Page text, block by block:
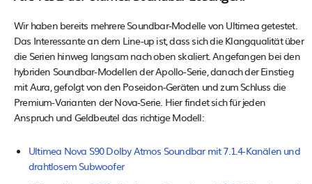
Wir haben bereits mehrere Soundbar-Modelle von Ultimea getestet.
Das Interessante an dem Line-up ist, dass sich die Klangqualität über
die Serien hinweg langsam nach oben skaliert. Angefangen bei den
hybriden Soundbar-Modellen der Apollo-Serie, danach der Einstieg
mit Aura, gefolgt von den Poseidon-Geräten und zum Schluss die
Premium-Varianten der Nova-Serie. Hier findet sich für jeden
Anspruch und Geldbeutel das richtige Modell:
Ultimea Nova S90 Dolby Atmos Soundbar mit 7.1.4-Kanälen und
drahtlosem Subwoofer